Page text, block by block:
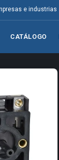
e industrias
CATÁLOGO